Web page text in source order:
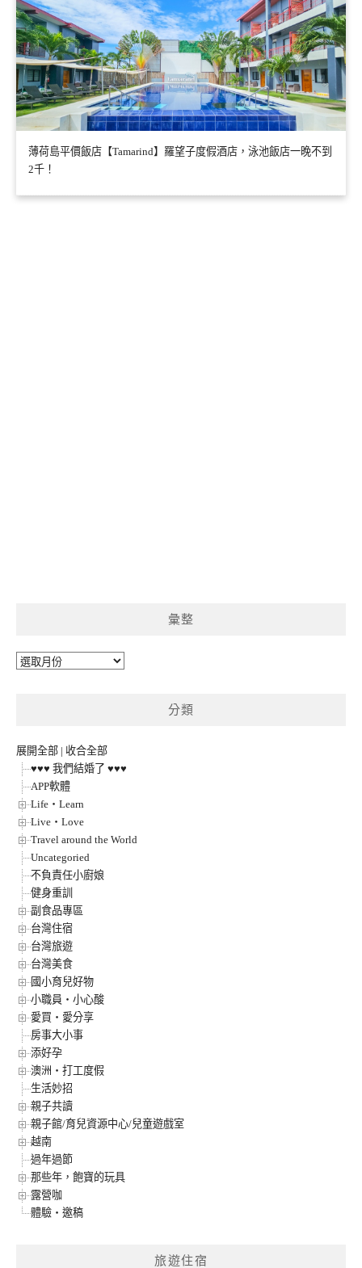
薄荷島平價飯店【Tamarind】羅望子度假酒店，泳池飯店一晚不到
2千！
彙整
彙
分類
展開全部 | 收合全部
♥♥♥ 我們結婚了 ♥♥♥
APP軟體
Life‧Learn
Live‧Love
Travel around the World
Uncategoried
不負責任小廚娘
健身重訓
副食品專區
台灣住宿
台灣旅遊
台灣美食
國小育兒好物
小職員‧小心酸
愛買‧愛分享
房事大小事
添好孕
澳洲‧打工度假
生活妙招
親子共讀
親子館/育兒資源中心/兒童遊戲室
越南
過年過節
那些年，飽寶的玩具
露營咖
體驗‧邀稿
旅遊住宿